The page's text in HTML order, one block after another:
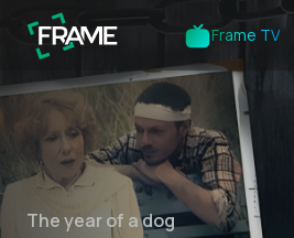
Frame TV
The year of a dog